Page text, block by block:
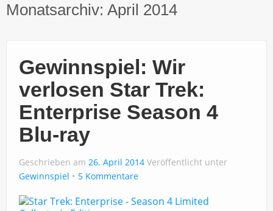
TNG
Kinofilme
Blu-ray / 4K
Über uns
Impressum
Monatsarchiv: April 2014
Gewinnspiel: Wir
verlosen Star Trek:
Enterprise Season 4
Blu-ray
Geschrieben am 26. April 2014 Veröffentlicht unter
Gewinnspiel
5 Kommentare